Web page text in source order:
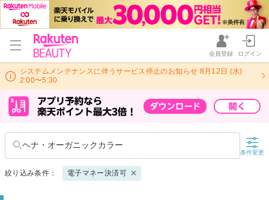
会員登録 ログイン
システムメンテナンスに伴うサービス停止のお知らせ 8月12日 (水)
2:00〜5:30
ヘナ・オーガニックカラー
条件変更
絞り込み条件： 電子マネー決済可